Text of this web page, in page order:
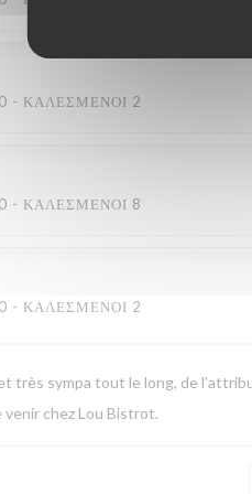
- ΚΑΛΕΣΜΈΝΟΙ 2
- ΚΑΛΕΣΜΈΝΟΙ 8
- ΚΑΛΕΣΜΈΝΟΙ 2
très sympa tout le long, de
venir chez Lou Bistrot.